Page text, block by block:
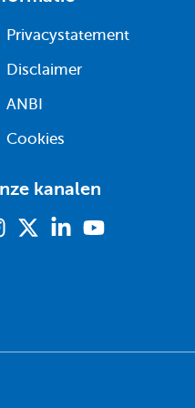
Privacystatement
Disclaimer
ANBI
Cookies
kanalen
Instagram LinkedinYoutube